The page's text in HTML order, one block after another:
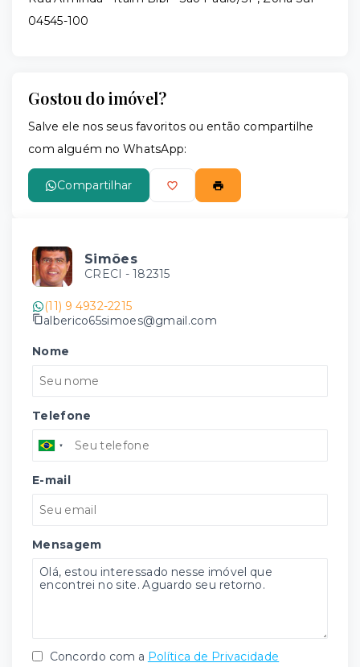
04545-100
Gostou do imóvel?
Salve ele nos seus favoritos ou então compartilhe
com alguém no WhatsApp:
Compartilhar
Simões
CRECI - 182315
(11) 9 4932-2215
alberico65simoes@gmail.com
Nome
Telefone
E-mail
Mensagem
Concordo com a Política de Privacidade